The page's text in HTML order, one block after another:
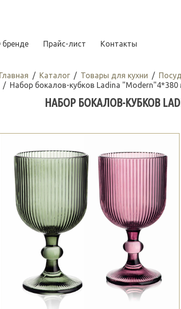
бренде Прайс-лист Контакты
Главная Каталог Товары для кухни
Набор бокалов-кубков Ladina
НАБОР БОКАЛОВ-КУБКОВ